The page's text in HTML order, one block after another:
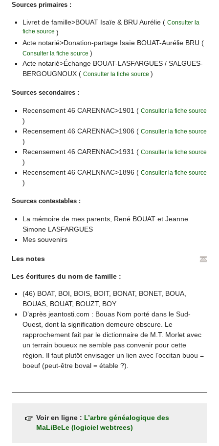
Sources primaires :
Livret de famille>BOUAT Isaïe & BRU Aurélie ( Consulter la
fiche source )
Acte notarié>Donation-partage Isaïe BOUAT-Aurélie BRU (
Consulter la fiche source )
Acte notarié>Échange BOUAT-LASFARGUES / SALGUES-
BERGOUGNOUX ( Consulter la fiche source )
Sources secondaires :
Recensement 46 CARENNAC>1901 ( Consulter la fiche source
)
Recensement 46 CARENNAC>1906 ( Consulter la fiche source
)
Recensement 46 CARENNAC>1931 ( Consulter la fiche source
)
Recensement 46 CARENNAC>1896 ( Consulter la fiche source
)
Sources contestables :
La mémoire de mes parents, René BOUAT et Jeanne
Simone LASFARGUES
Mes souvenirs
Les notes
Les écritures du nom de famille :
(46) BOAT, BOI, BOIS, BOIT, BONAT, BONET, BOUA,
BOUAS, BOUAT, BOUZT, BOY
D’après jeantosti.com : Bouas Nom porté dans le Sud-
Ouest, dont la signification demeure obscure. Le
rapprochement fait par le dictionnaire de M.T. Morlet avec
un terrain boueux ne semble pas convenir pour cette
région. Il faut plutôt envisager un lien avec l’occitan buou =
boeuf (peut-être boval = étable ?).
Voir en ligne : L’arbre généalogique des
MaLiBeLe (logiciel webtrees)